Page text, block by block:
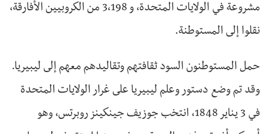
مشروعة في الولايات المتحدة، و 3،198 من الكروبيين الأفارقة،
نقلوا إلى المستوطنة.
حمل المستوطنون السود ثقافتهم وتقاليدهم معهم إلى ليبيريا.
وقد تم وضع دستور وعلم ليبيريا على غرار الولايات المتحدة
في 3 يناير 1848، انتخب جوزيف جينكينز روبرتس، وهو